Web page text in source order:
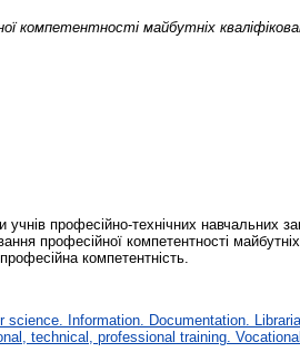
компетентності майбутніх
професійно-технічних навчальних
професійної компетентності
компетентність.
science. Information. Documentation.
technical, professional training.